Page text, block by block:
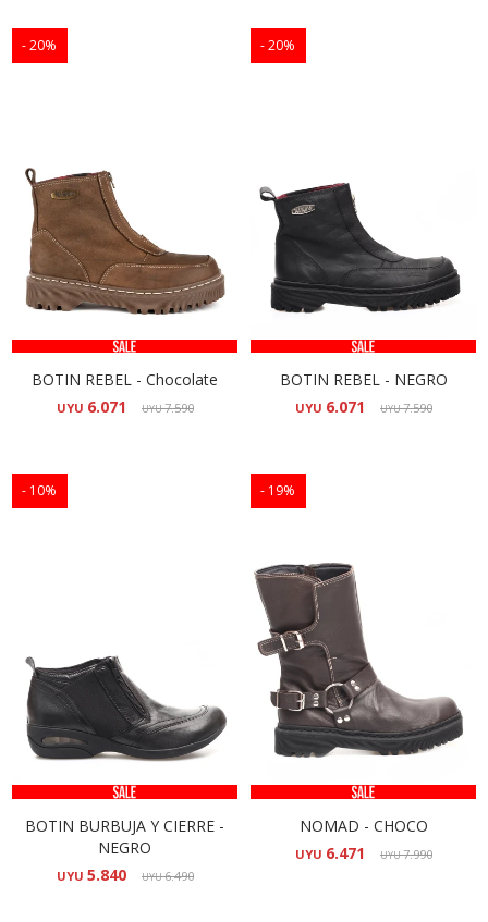
20
BOTIN REBEL - Chocolate
UYU 6.071 UYU7.590
20
BOTIN REBEL - NEGRO
UYU 6.071 UYU7.590
10
BOTIN BURBUJA Y CIERRE -
NEGRO
UYU 5.840 UYU6.490
19
NOMAD - CHOCO
UYU 6.471 UYU7.990